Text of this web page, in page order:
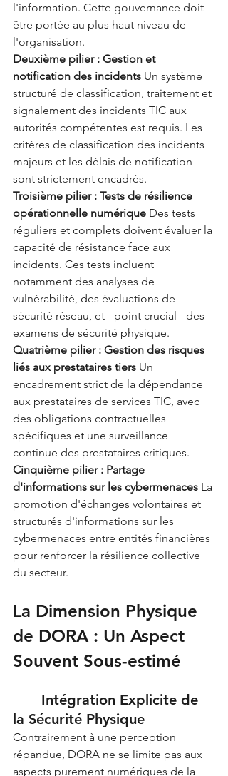
l'information. Cette gouvernance doit
être portée au plus haut niveau de
l'organisation.
Deuxième pilier : Gestion et
notification des incidents Un système
structuré de classification, traitement et
signalement des incidents TIC aux
autorités compétentes est requis. Les
critères de classification des incidents
majeurs et les délais de notification
sont strictement encadrés.
Troisième pilier : Tests de résilience
opérationnelle numérique Des tests
réguliers et complets doivent évaluer la
capacité de résistance face aux
incidents. Ces tests incluent
notamment des analyses de
vulnérabilité, des évaluations de
sécurité réseau, et - point crucial - des
examens de sécurité physique.
Quatrième pilier : Gestion des risques
liés aux prestataires tiers Un
encadrement strict de la dépendance
aux prestataires de services TIC, avec
des obligations contractuelles
spécifiques et une surveillance
continue des prestataires critiques.
Cinquième pilier : Partage
d'informations sur les cybermenaces La
promotion d'échanges volontaires et
structurés d'informations sur les
cybermenaces entre entités financières
pour renforcer la résilience collective
du secteur.
La Dimension Physique
de DORA : Un Aspect
Souvent Sous-estimé
la Sécurité Physique
Contrairement à une perception
répandue, DORA ne se limite pas aux
aspects purement numériques de la